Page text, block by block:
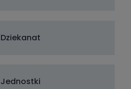
Dziekanat
Jednostki